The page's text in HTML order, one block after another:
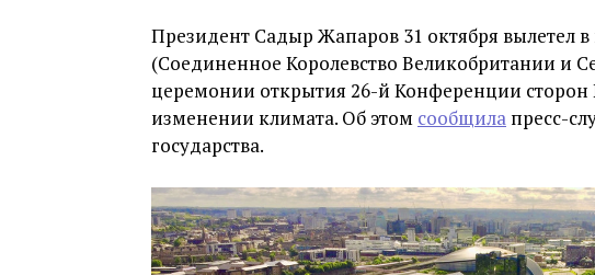
Президент Садыр Жапаров 31 октября вылетел
(Соединенное Королевство Великобритании и
церемонии открытия 26-й Конференции
изменении климата. Об этом сообщила пресс-
государства.